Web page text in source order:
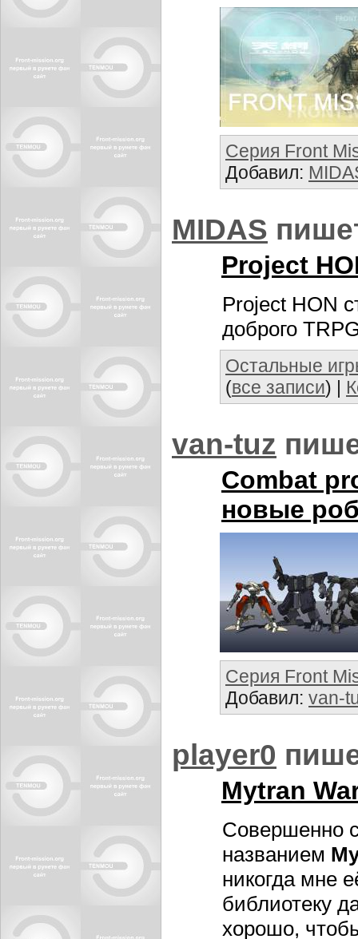
Серия Front
Добавил:
MIDАS
Project
Project HON
доброго
Остальные
(все записи) |
van-tuz
Combat
новые
Серия Front
Добавил: van-
player0
Mytran
Совершенно
названием
никогда мне
библиотеку
хорошо,